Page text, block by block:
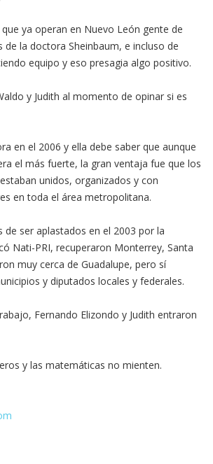
ya operan en Nuevo León gente de
de la doctora Sheinbaum, e incluso de
equipo y eso presagia algo positivo.
y Judith al momento de opinar si es
en el 2006 y ella debe saber que aunque
el más fuerte, la gran ventaja fue que los
unidos, organizados y con
en toda el área metropolitana.
de ser aplastados en el 2003 por la
Nati-PRI, recuperaron Monterrey, Santa
muy cerca de Guadalupe, pero sí
y diputados locales y federales.
Fernando Elizondo y Judith entraron
y las matemáticas no mienten.